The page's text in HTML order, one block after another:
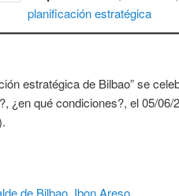
planificación estratégica
estratégica de Bilbao” se
¿en qué condiciones?, el 05/06/